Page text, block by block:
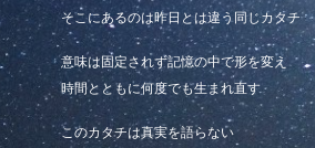
そこにあるのは昨日とは違う同じカタチ
意味は固定されず記憶の中で形を変え
時間とともに何度でも生まれ直す
このカタチは真実を語らない